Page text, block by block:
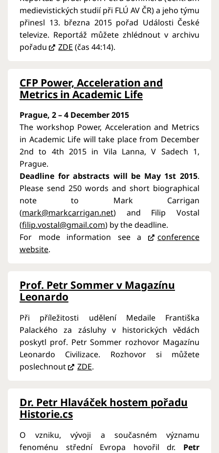
medievistických studií při FLÚ AV ČR) a jeho týmu
přinesl 13. března 2015 pořad Události České
televize. Reportáž můžete zhlédnout v archivu
pořadu
ZDE (čas 44:14).
CFP Power, Acceleration and
Metrics in Academic Life
Prague, 2 – 4 December 2015
The workshop Power, Acceleration and Metrics
in Academic Life will take place from December
2nd to 4th 2015 in Vila Lanna, V Sadech 1,
Prague.
Deadline for abstracts will be May 1st 2015.
Please send 250 words and short biographical
note to Mark Carrigan
(mark@markcarrigan.net) and Filip Vostal
(filip.vostal@gmail.com) by the deadline.
For mode information see a
conference
website.
Prof. Petr Sommer v Magazínu
Leonardo
Při příležitosti udělení Medaile Františka
Palackého za zásluhy v historických vědách
poskytl prof. Petr Sommer rozhovor Magazínu
Leonardo Civilizace. Rozhovor si můžete
poslechnout
ZDE.
Dr. Petr Hlaváček hostem pořadu
Historie.cs
O vzniku, vývoji a současném významu
fenoménu střední Evropa hovořil dr. Petr